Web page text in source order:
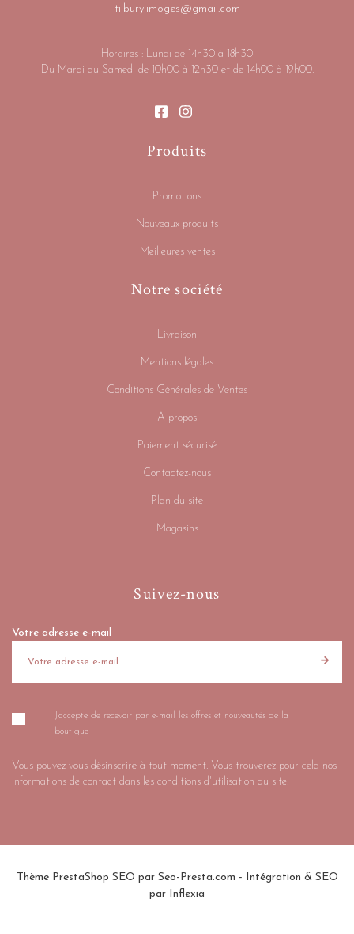
tilburylimoges@gmail.com
Horaires : Lundi de 14h30 à 18h30
Du Mardi au Samedi de 10h00 à 12h30 et de 14h00 à 19h00.
Produits
Promotions
Nouveaux produits
Meilleures ventes
Notre société
Livraison
Mentions légales
Conditions Générales de Ventes
A propos
Paiement sécurisé
Contactez-nous
Plan du site
Magasins
Suivez-nous
Votre adresse e-mail
J'accepte de recevoir par e-mail les offres et nouveautés de la
boutique
Vous pouvez vous désinscrire à tout moment. Vous trouverez pour cela nos
informations de contact dans les conditions d'utilisation du site.
Thème PrestaShop SEO par Seo-Presta.com - Intégration & SEO
par Inflexia